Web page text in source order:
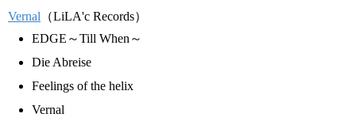
Vernal （LiLA'c Records）
EDGE～Till When～
Die Abreise
Feelings of the helix
Vernal